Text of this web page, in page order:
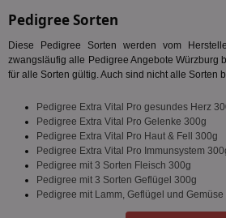
Pedigree Sorten
Diese Pedigree Sorten werden vom
zwangsläufig alle Pedigree Angebote Würzburg
für alle Sorten gültig. Auch sind nicht alle Sorten
Pedigree Extra Vital Pro gesundes Herz
Pedigree Extra Vital Pro Gelenke 300g
Pedigree Extra Vital Pro Haut & Fell 300g
Pedigree Extra Vital Pro Immunsystem
Pedigree mit 3 Sorten Fleisch 300g
Pedigree mit 3 Sorten Geflügel 300g
Pedigree mit Lamm, Geflügel und Gemüse